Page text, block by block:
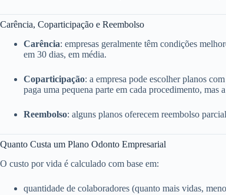
Carência, Coparticipação e Reembolso
Carência: empresas geralmente têm condições
em 30 dias, em média.
Coparticipação: a empresa pode escolher planos
paga uma pequena parte em cada procedimento, mas
Reembolso: alguns planos oferecem reembolso
Quanto Custa um Plano Odonto Empresarial
O custo por vida é calculado com base em:
quantidade de colaboradores (quanto mais vidas,